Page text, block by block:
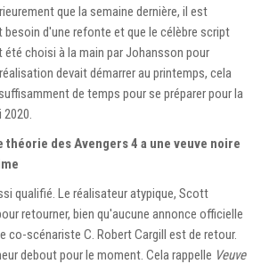
que la semaine dernière, il est
besoin d'une refonte et que le célèbre script
choisi à la main par Johansson pour
devait démarrer au printemps, cela
de temps pour se préparer pour la
théorie des Avengers 4 a une veuve noire
qualifié. Le réalisateur atypique, Scott
retourner, bien qu'aucune annonce officielle
co-scénariste C. Robert Cargill est de retour.
debout pour le moment. Cela rappelle Veuve